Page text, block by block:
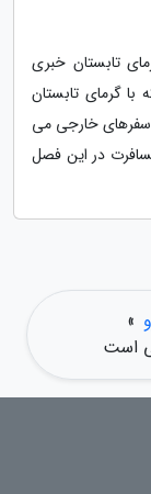
تابستان خبری
گرمای تابستان
سفرهای خارجی می
در این فصل
»
است